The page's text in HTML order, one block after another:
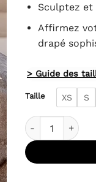
Sculptez et
Affirmez
drapé
> Guide des
Taille XS S
quantité de